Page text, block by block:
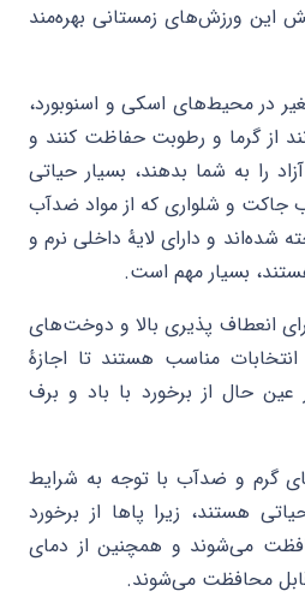
این ورزش‌های زمستانی بهره‌مند
در محیط‌های اسکی و اسنوبورد،
از گرما و رطوبت حفاظت کنند و
را به شما بدهند، بسیار حیاتی
جاکت و شلواری که از مواد ضدآب
و دارای لایهٔ داخلی نرم و
بسیار مهم است.
انعطاف پذیری بالا و دوخت‌های
مناسب هستند تا اجازهٔ
حال از برخورد با باد و برف
گرم و ضدآب با توجه به شرایط
هستند، زیرا پاها از برخورد
می‌شوند و همچنین از دمای
محافظت می‌شوند.